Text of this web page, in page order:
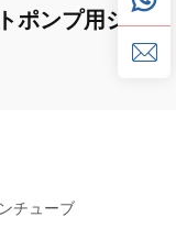
ポンプ用シリ
チューブ